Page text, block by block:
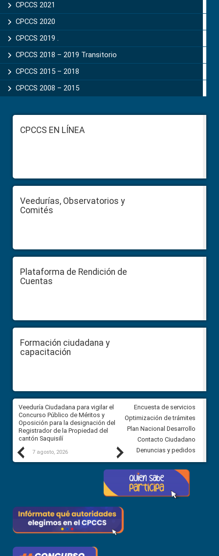
CPCCS 2021
CPCCS 2020
CPCCS 2019 .
CPCCS 2018 – 2019 Transitorio
CPCCS 2015 – 2018
CPCCS 2008 – 2015
FooterCPCCS EN LÍNEA
Veedurías, Observatorios y
Comités
Plataforma de Rendición de
Cuentas
Formación ciudadana y
capacitación
Previous
Veeduría Ciudadana para vigilar el
Concurso Público de Méritos y
Oposición para la designación del
Registrador de la Propiedad del
cantón Saquisilí
7 agosto, 2026
Veeduría Ciudadana para
construcción del asfaltado de
Ballenita del cantón Santa
7 agosto, 2026
Next
Encuesta de servicios
Optimización de trámites
Plan Nacional Desarrollo
Contacto Ciudadano
Denuncias y pedidos